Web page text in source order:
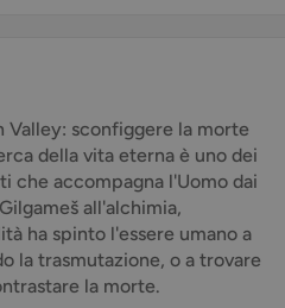
Valley: sconfiggere la morte
della vita eterna è uno dei
che accompagna l'Uomo dai
all'alchimia,
ha spinto l'essere umano a
la trasmutazione, o a trovare
la morte.